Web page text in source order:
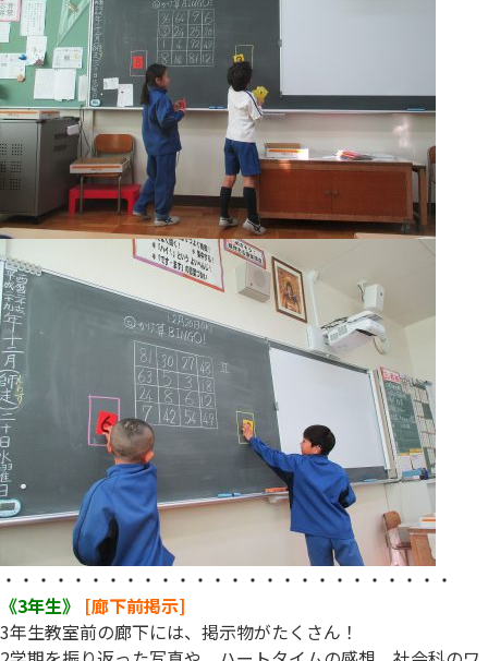
・・・・・・・・・・・・・・・・・・・・・・・・・・
《3年生》 [廊下前掲示]
3年生教室前の廊下には、掲示物がたくさん！